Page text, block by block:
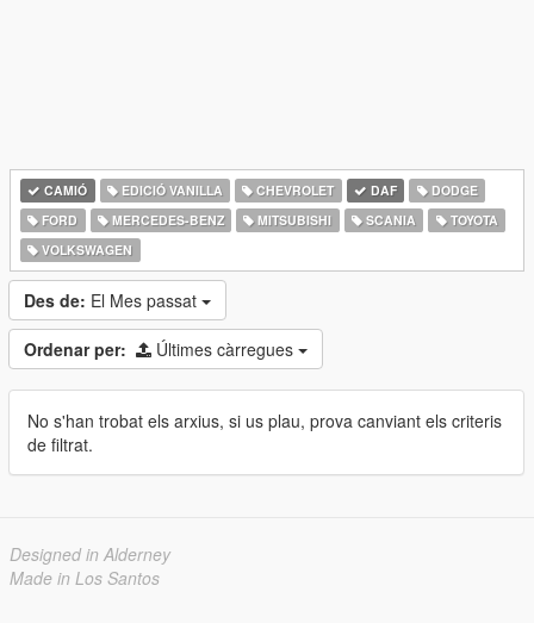
CAMIÓ EDICIÓ VANILLA CHEVROLET DAF
DODGE
FORD
MERCEDES-BENZ MITSUBISHI SCANIA
TOYOTA
VOLKSWAGEN
Des de: El Mes passat
Ordenar per: Últimes càrregues
No s'han trobat els arxius, si us plau, prova canviant els criteris
de filtrat.
Designed in Alderney
Made in Los Santos